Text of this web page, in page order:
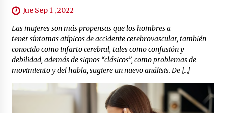
Jue Sep 1 , 2022
Las mujeres son más propensas que los hombres a
tener síntomas atípicos de accidente cerebrovascular, también
conocido como infarto cerebral, tales como confusión y
debilidad, además de signos “clásicos”, como problemas de
movimiento y del habla, sugiere un nuevo análisis. De […]